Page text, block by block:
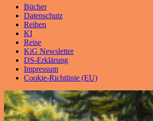
Bücher
Datenschutz
Reihen
KI
Reise
KiG Newsletter
DS-Erklärung
Impressum
Cookie-Richtlinie (EU)